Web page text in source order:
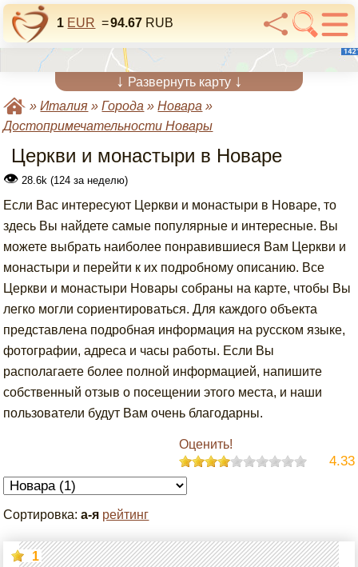
1 EUR =94.67 RUB
↓ Развернуть карту ↓
»Италия »Города »Новара »
Достопримечательности Новары
Церкви и монастыри в Новаре
👁 28.6k (124 за неделю)
Если Вас интересуют Церкви и монастыри в Новаре, то
здесь Вы найдете самые популярные и интересные. Вы
можете выбрать наиболее понравившиеся Вам Церкви и
монастыри и перейти к их подробному описанию. Все
Церкви и монастыри Новары собраны на карте, чтобы Вы
легко могли сориентироваться. Для каждого объекта
представлена подробная информация на русском языке,
фотографии, адреса и часы работы. Если Вы
располагаете более полной информацией, напишите
собственный отзыв о посещении этого места, и наши
пользователи будут Вам очень благодарны.
Оценить!
4.33
Сортировка:а-я рейтинг
1